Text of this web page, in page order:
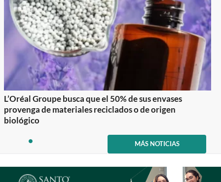
L’Oréal Groupe busca que el 50% de sus envases
provenga de materiales reciclados o de origen
biológico
item
1
MÁS NOTICIAS